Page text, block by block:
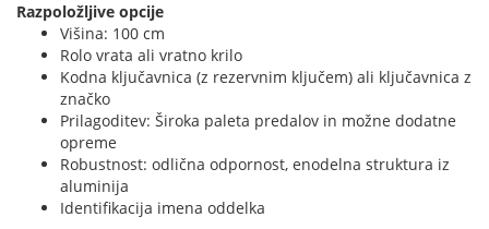
Razpoložljive opcije
Višina: 100 cm
Rolo vrata ali vratno krilo
Kodna ključavnica (z rezervnim ključem) ali ključavnica z
značko
Prilagoditev: Široka paleta predalov in možne dodatne
opreme
Robustnost: odlična odpornost, enodelna struktura iz
aluminija
Identifikacija imena oddelka